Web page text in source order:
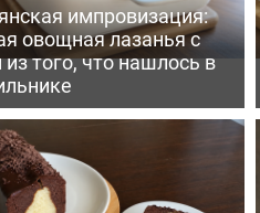
импровизация:
овощная лазанья с
того, что нашлось в